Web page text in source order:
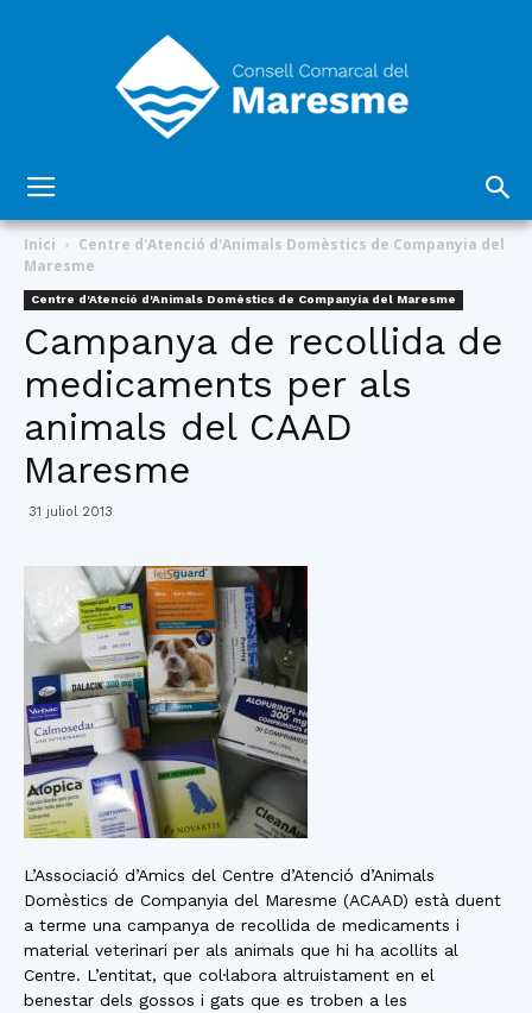
Comarcal
del
Inici
Centre d'Atenció d'Animals Domèstics de Companyia del
Maresme
Centre d'Atenció d'Animals Domèstics de Companyia del Maresme
Campanya de recollida de
medicaments per als
animals del CAAD
Maresme
31 juliol 2013
L’Associació d’Amics del Centre d’Atenció d’Animals
Domèstics de Companyia del Maresme (ACAAD) està duent
a terme una campanya de recollida de medicaments i
material veterinari per als animals que hi ha acollits al
Centre. L’entitat, que col·labora altruistament en el
benestar dels gossos i gats que es troben a les